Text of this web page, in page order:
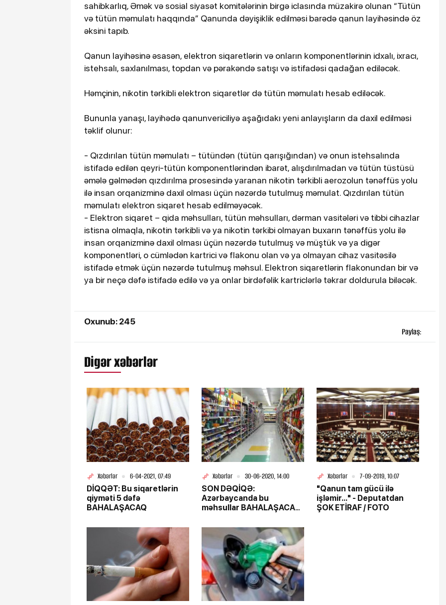
sahibkarlıq, Əmək və sosial siyasət komitələrinin birgə iclasında müzakirə olunan “Tütün
və tütün məmulatı haqqında” Qanunda dəyişiklik edilməsi barədə qanun layihəsində öz
əksini tapıb.
Qanun layihəsinə əsasən, elektron siqaretlərin və onların komponentlərinin idxalı, ixracı,
istehsalı, saxlanılması, topdan və pərakəndə satışı və istifadəsi qadağan ediləcək.
Həmçinin, nikotin tərkibli elektron siqaretlər də tütün məmulatı hesab ediləcək.
Bununla yanaşı, layihədə qanunvericiliyə aşağıdakı yeni anlayışların da daxil edilməsi
təklif olunur:
- Qızdırılan tütün məmulatı – tütündən (tütün qarışığından) və onun istehsalında
istifadə edilən qeyri-tütün komponentlərindən ibarət, alışdırılmadan və tütün tüstüsü
əmələ gəlmədən qızdırılma prosesində yaranan nikotin tərkibli aerozolun tənəffüs yolu
ilə insan orqanizminə daxil olması üçün nəzərdə tutulmuş məmulat. Qızdırılan tütün
məmulatı elektron siqaret hesab edilməyəcək.
- Elektron siqaret – qida məhsulları, tütün məhsulları, dərman vasitələri və tibbi cihazlar
istisna olmaqla, nikotin tərkibli və ya nikotin tərkibi olmayan buxarın tənəffüs yolu ilə
insan orqanizminə daxil olması üçün nəzərdə tutulmuş və müştük və ya digər
komponentləri, o cümlədən kartrici və flakonu olan və ya olmayan cihaz vasitəsilə
istifadə etmək üçün nəzərdə tutulmuş məhsul. Elektron siqaretlərin flakonundan bir və
ya bir neçə dəfə istifadə edilə və ya onlar birdəfəlik kartriclərlə təkrar doldurula biləcək.
Oxunub: 245
Paylaş:
Digər xəbərlər
Xəbərlər
6-04-2021, 07:49
DİQQƏT: Bu siqaretlərin
qiyməti 5 dəfə
BAHALAŞACAQ
Xəbərlər
30-06-2020, 14:00
SON DƏQİQƏ:
Azərbaycanda bu
məhsullar BAHALAŞACAQ
Xəbərlər
7-09-2019, 10:07
"Qanun tam gücü ilə
işləmir..." - Deputatdan
ŞOK ETİRAF / FOTO